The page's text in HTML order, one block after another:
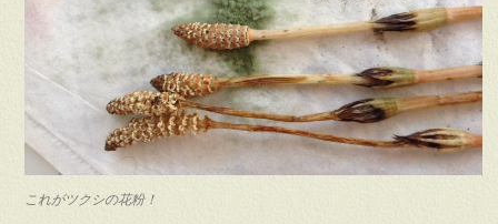
これがツクシの花粉！